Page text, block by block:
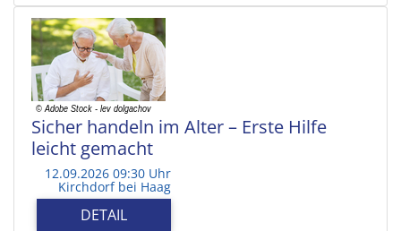
Sicher handeln im Alter – Erste Hilfe
leicht gemacht
12.09.2026 09:30 Uhr
Kirchdorf bei Haag
DETAIL